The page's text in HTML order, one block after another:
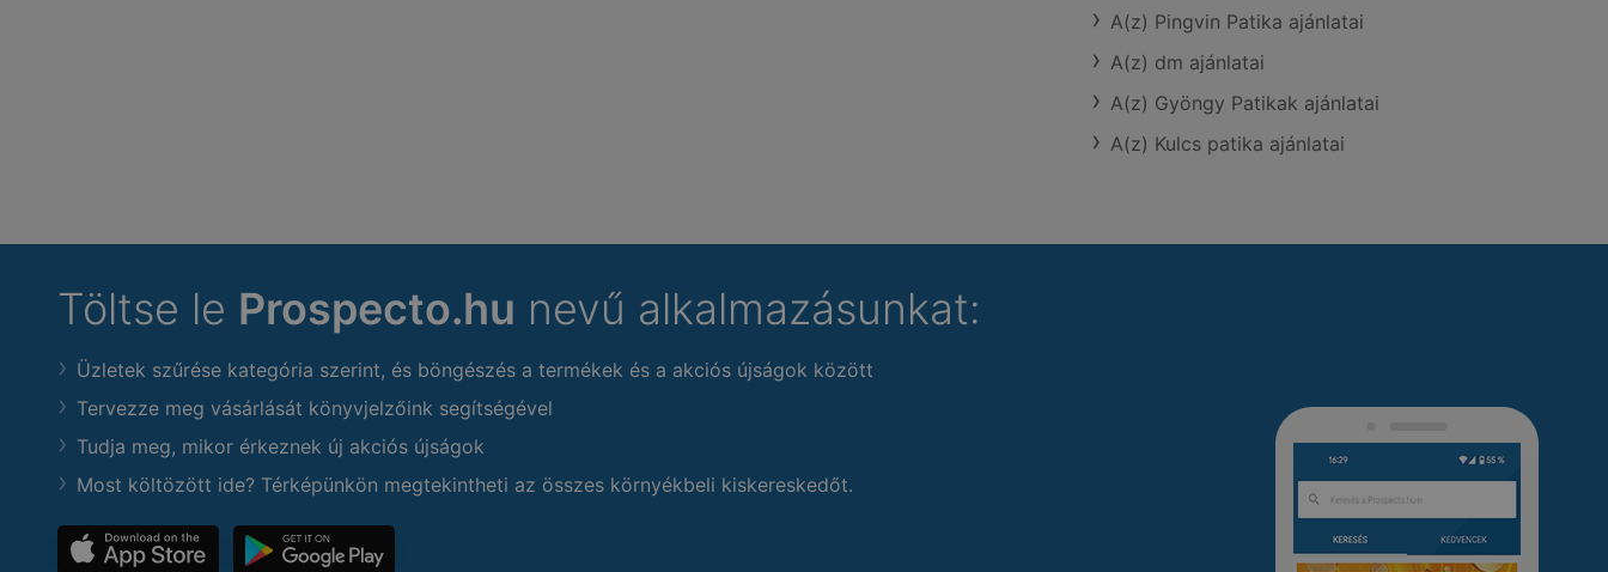
A(z) Pingvin Patika ajánlatai
A(z) dm ajánlatai
A(z) Gyöngy Patikak ajánlatai
A(z) Kulcs patika ajánlatai
Töltse le Prospecto.hu nevű alkalmazásunkat:
Üzletek szűrése kategória szerint, és böngészés a termékek és a akciós újságok között
Tervezze meg vásárlását könyvjelzőink segítségével
Tudja meg, mikor érkeznek új akciós újságok
Most költözött ide? Térképünkön megtekintheti az összes környékbeli kiskereskedőt.